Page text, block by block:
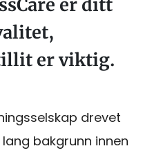
er ditt
er viktig.
drevet
bakgrunn innen